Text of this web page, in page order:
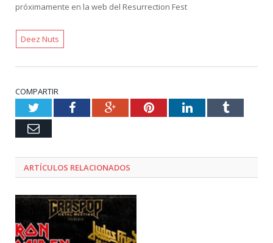
próximamente en la web del Resurrection Fest
Deez Nuts
COMPARTIR
TwitterFacebookGoogle+PinterestLinkedInTumblr
Email
ARTÍCULOS RELACIONADOS